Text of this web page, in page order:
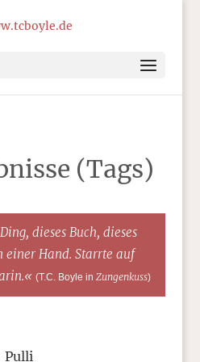
(Tags)
dieses Buch, dieses
einer Hand. Starrte auf
(T.C. Boyle in Zungenkuss)
Pulli